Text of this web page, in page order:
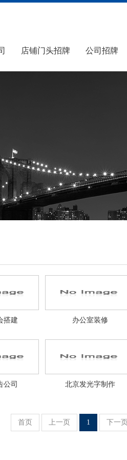
店铺门头招牌 公司招牌
搭建 办公室装修
公司 北京发光字制作
首页 上一页 1 下一页